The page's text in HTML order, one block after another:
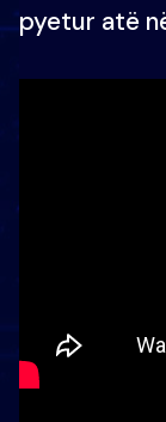
pyetur atë